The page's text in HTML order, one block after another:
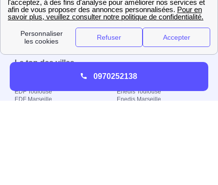
Le top des villes
EDF Toulouse
EDF Marseille
Enedis Bordeaux
Enedis Toulouse
Enedis Marseille
Copyright ©
fournisseur-
energie.com 2026 –
Tous droits réservés
0970252138